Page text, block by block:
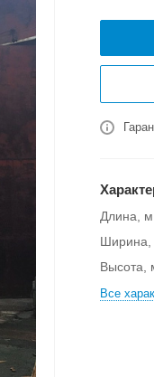
Длина, м
Ширина,
Высота,
Все